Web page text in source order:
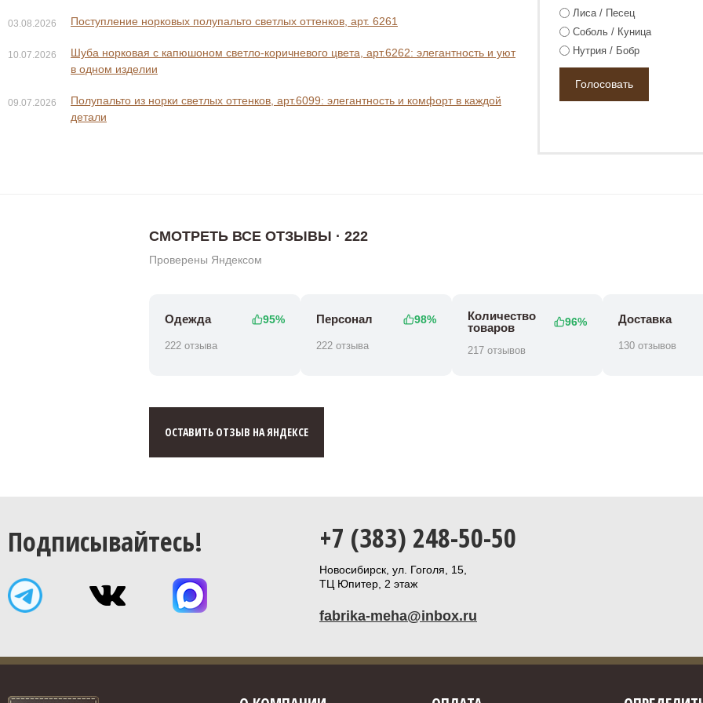
88 800 ₽
0 ₽ 25 800 ₽
03.08.2026 Поступление норковых полупальто светлых оттенков, арт. 6261
10.07.2026
Шуба норковая с капюшоном светло-коричневого цвета, арт.6262: элегантность и уют
в одном изделии
09.07.2026
Полупальто из норки светлых оттенков, арт.6099: элегантность и комфорт в каждой
детали
Лиса / Песец
Соболь / Куница
Нутрия / Бобр
СМОТРЕТЬ ВСЕ ОТЗЫВЫ · 222
Проверены Яндексом
Одежда 95%
222 отзыва
Персонал 98%
222 отзыва
Количество
товаров
96%
217 отзывов
Доставка
130 отзывов
ОСТАВИТЬ ОТЗЫВ НА ЯНДЕКСЕ
Подписывайтесь! +7 (383) 248-50-50
Новосибирск, ул. Гоголя, 15,
ТЦ Юпитер, 2 этаж
fabrika-meha@inbox.ru